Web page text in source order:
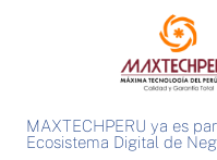
MAXTECHPERU ya es
Ecosistema Digital de